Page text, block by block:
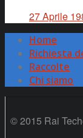
27 Aprile
Home
Richiesta
Raccolte
Chi siamo
© 2015 Rai